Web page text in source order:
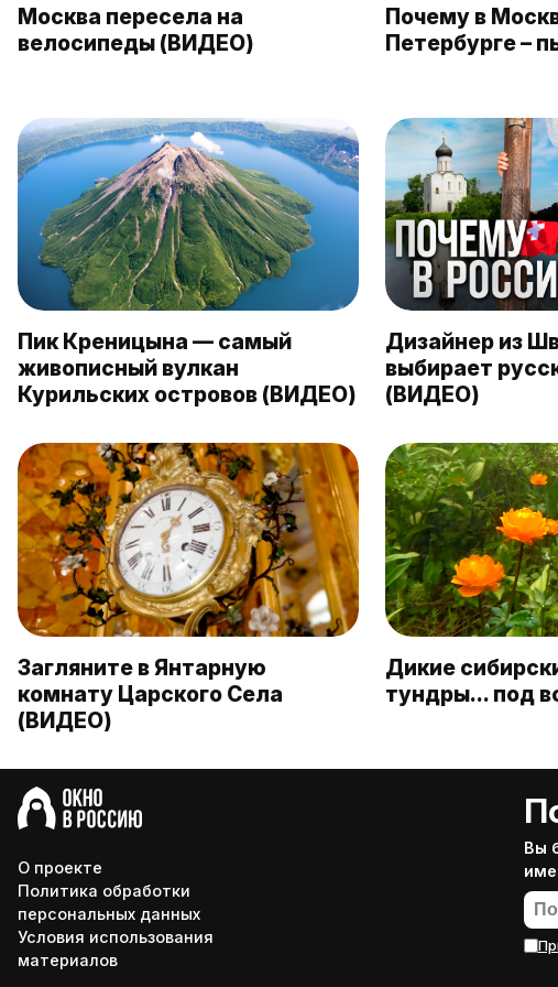
Москва пересела на
велосипеды (ВИДЕО)
Почему в
Петербурге –
Пик Креницына — самый
живописный вулкан
Курильских островов (ВИДЕО)
Дизайнер из
выбирает
(ВИДЕО)
Загляните в Янтарную
комнату Царского Села
(ВИДЕО)
Дикие
тундры… под
О проекте
Политика обработки
персональных данных
Условия использования
материалов
Вы